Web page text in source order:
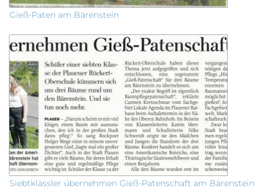
Gieß-Paten am Bärenstein
Siebtklässler übernehmen Gieß-Patenschaft am Bärenstein